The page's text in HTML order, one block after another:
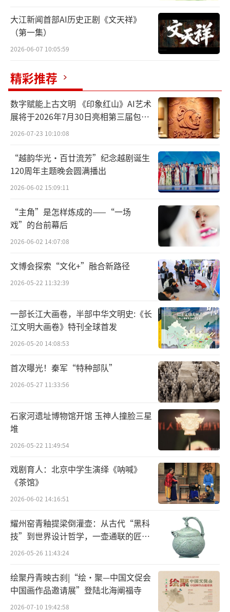
(天猫「垃圾广告计划」活动邀请函)
天猫「垃圾广告计划」的公益活动在社交
媒体上引发了热议,也吸引了达人KOL的加入。
在小红书上,博主们用废弃广告布做流浪猫窝、
手工纸浆画,还发布了详细的DIY攻略,邀请粉丝
们一起参与环保活动。
大江新闻首部AI历史正剧《文天祥》
（第一集）
2026-06-07 10:05:59
精彩推荐
数字赋能上古文明 《印象红山》AI艺术
展将于2026年7月30日亮相第三届包头
艺博会
2026-07-23 10:10:08
“越韵华光·百廿流芳”纪念越剧诞生
120周年主题晚会圆满播出
2026-06-02 15:09:11
“主角”是怎样炼成的——“一场
戏”的台前幕后
2026-06-02 14:07:08
文博会探索“文化+”融合新路径
2026-05-22 11:32:39
一部长江大画卷，半部中华文明史:《长
江文明大画卷》特刊全球首发
2026-05-20 14:08:53
首次曝光！秦军“特种部队”
2026-05-27 11:33:56
石家河遗址博物馆开馆 玉神人撞脸三星
堆
2026-05-22 11:49:54
戏剧育人：北京中学生演绎《呐喊》
《茶馆》
2026-06-02 14:16:51
耀州窑青釉提梁倒灌壶：从古代“黑科
技”到世界设计哲学，一壶通联的匠心
宇宙
2026-05-26 11:43:24
绘聚丹青映古刹|“绘·聚—中国文促会
中国画作品邀请展”登陆北海阐福寺
2026-07-10 19:42:58